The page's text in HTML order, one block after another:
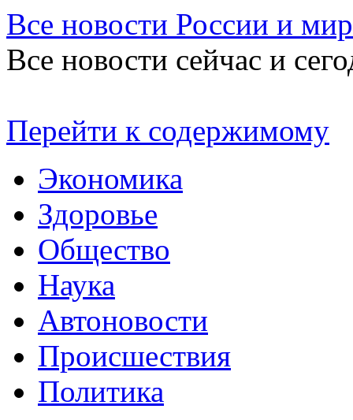
Все новости России и
Все новости сейчас и
Перейти к содержимому
Экономика
Здоровье
Общество
Наука
Автоновости
Происшествия
Политика